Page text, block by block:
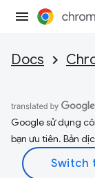
Docs
Google sử dụng
bạn ưu tiên. Bản